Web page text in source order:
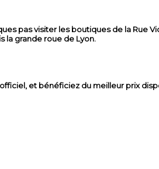
pas visiter les boutiques de la Rue
la grande roue de Lyon.
et bénéficiez du meilleur prix